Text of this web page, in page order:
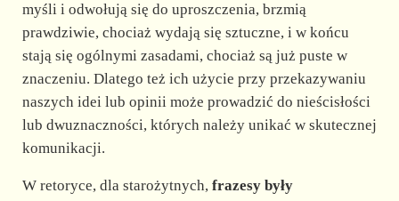
myśli i odwołują się do uproszczenia, brzmią
prawdziwie, chociaż wydają się sztuczne, i w końcu
stają się ogólnymi zasadami, chociaż są już puste w
znaczeniu. Dlatego też ich użycie przy przekazywaniu
naszych idei lub opinii może prowadzić do nieścisłości
lub dwuznaczności, których należy unikać w skutecznej
komunikacji.
W retoryce, dla starożytnych, frazesy były